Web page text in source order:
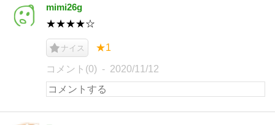
mimi26g
★★★★☆
ナイス ★1
コメント(0) 2020/11/12